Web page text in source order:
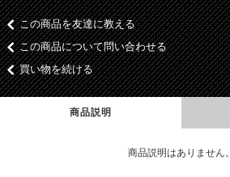
この商品を友達に教える
この商品について問い合わせる
買い物を続ける
商品説明
商品説明はありません。